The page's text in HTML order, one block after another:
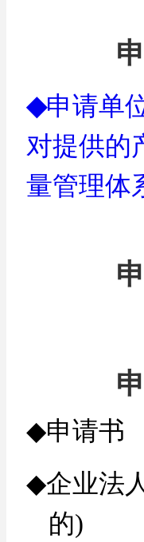
◆申请单
对提供的
量管理体
◆申请书
◆企业法
的)